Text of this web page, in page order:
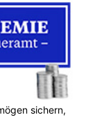
sichern,